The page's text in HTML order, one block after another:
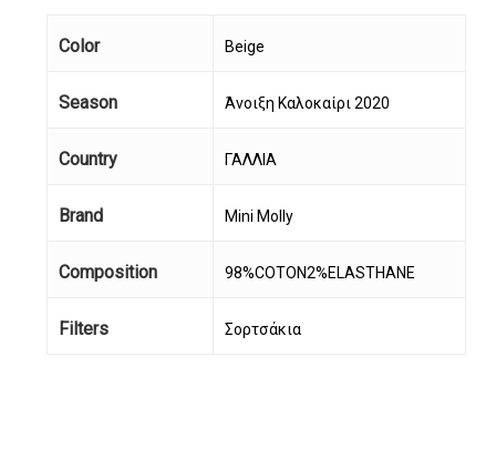
Color Beige
Season Άνοιξη Καλοκαίρι 2020
Country ΓΑΛΛΙΑ
Brand Mini Molly
Composition 98%COTON2%ELASTHANE
Filters Σορτσάκια